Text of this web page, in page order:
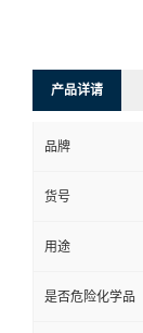
产品详请
品牌
货号
用途
是否危险化学品